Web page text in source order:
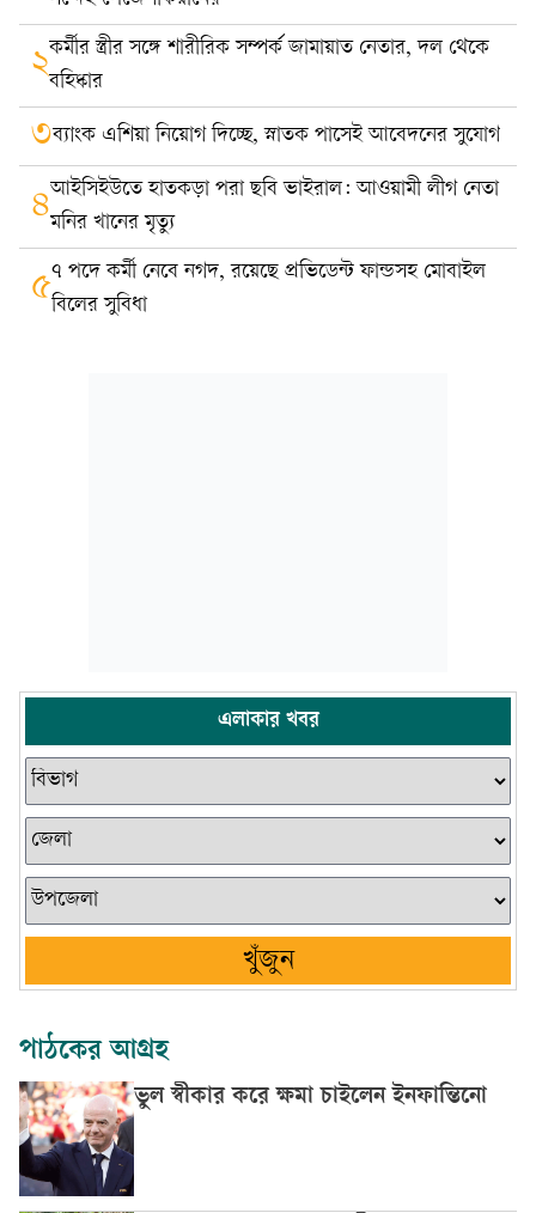
২কর্মীর স্ত্রীর সঙ্গে শারীরিক সম্পর্ক জামায়াত নেতার, দল থেকে
বহিষ্কার
৩ব্যাংক এশিয়া নিয়োগ দিচ্ছে, স্নাতক পাসেই আবেদনের সুযোগ
৪আইসিইউতে হাতকড়া পরা ছবি ভাইরাল: আওয়ামী লীগ নেতা
মনির খানের মৃত্যু
৫৭ পদে কর্মী নেবে নগদ, রয়েছে প্রভিডেন্ট ফান্ডসহ মোবাইল
বিলের সুবিধা
এলাকার খবর
খুঁজুন
পাঠকের আগ্রহ
ভুল স্বীকার করে ক্ষমা চাইলেন ইনফান্তিনো